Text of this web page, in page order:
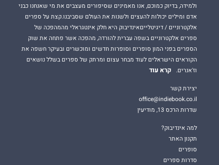
ולמידה, בדיוק כמוכם, אנו מאמינים שסיפורים מעצבים את מי שאנחנו כבני
אדם ומילים יכולות להעצים ולשנות את העולם שסביבנו.קצת על ספרים
אלקטרוניים / דיגיטלייםאינדיבוק היא חלק אינטגראלי מהמהפכה של
ספרים אלקטרוניים בשפה עברית להורדה, מהפכה אשר פתחה את שוק
הספרים בפני המון סופרים וסופרות חדשים ומוכשרים ובעיקר חשפה את
הקוראים הישראלים לעוד מבחר עצום ומרתק של ספרים בשלל נושאים
וז'אנרים.
קרא עוד
יצירת קשר
office@indiebook.co.il
שדרות הרכס 13, מודיעין
למה אינדיבוק?
תקנון האתר
סופרים
סדרות ספרים